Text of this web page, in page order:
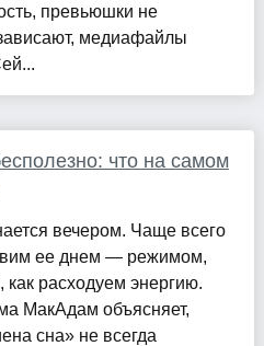
превьюшки не
медиафайлы
что на самом
вечером. Чаще всего
ее днем — режимом,
как расходуем энергию.
МакАдам объясняет,
сна» не всегда